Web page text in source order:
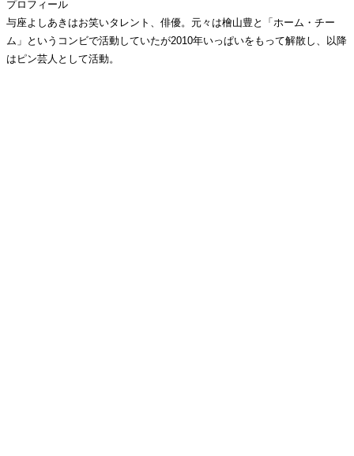
プロフィール
与座よしあきはお笑いタレント、俳優。元々は檜山豊と「ホーム・チー
ム」というコンビで活動していたが2010年いっぱいをもって解散し、以降
はピン芸人として活動。